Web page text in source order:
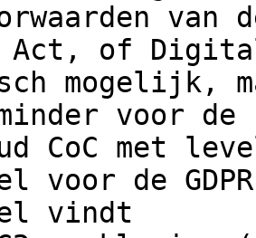
Act, of
mogelijk,
voor de
CoC met
voor de
vindt